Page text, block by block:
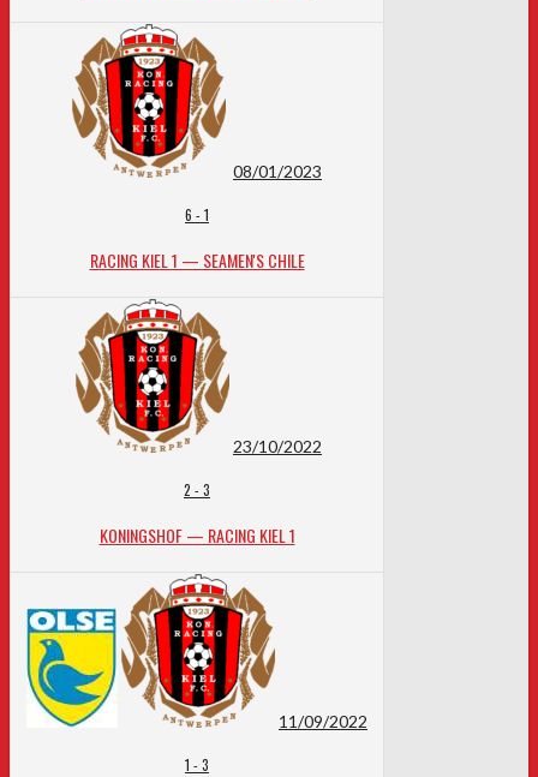
08/01/2023
6 - 1
RACING KIEL 1 — SEAMEN'S CHILE
23/10/2022
2 - 3
KONINGSHOF — RACING KIEL 1
11/09/2022
1 - 3